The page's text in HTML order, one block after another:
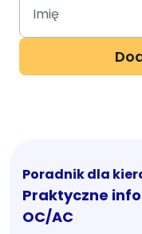
Poradnik dla
Praktyczne
OC/AC